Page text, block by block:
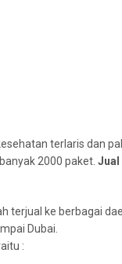
terlaris dan
2000 paket. Jual
terjual ke berbagai
Dubai.
: